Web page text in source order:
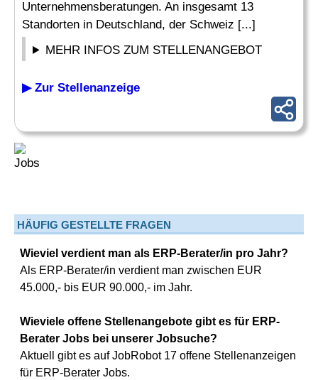
Unternehmensberatungen. An insgesamt 13
Standorten in Deutschland, der Schweiz [...]
MEHR INFOS ZUM STELLENANGEBOT
▶ Zur Stellenanzeige
HÄUFIG GESTELLTE FRAGEN
Wieviel verdient man als ERP-Berater/in pro Jahr?
Als ERP-Berater/in verdient man zwischen EUR
45.000,- bis EUR 90.000,- im Jahr.
Wieviele offene Stellenangebote gibt es für ERP-
Berater Jobs bei unserer Jobsuche?
Aktuell gibt es auf JobRobot 17 offene Stellenanzeigen
für ERP-Berater Jobs.